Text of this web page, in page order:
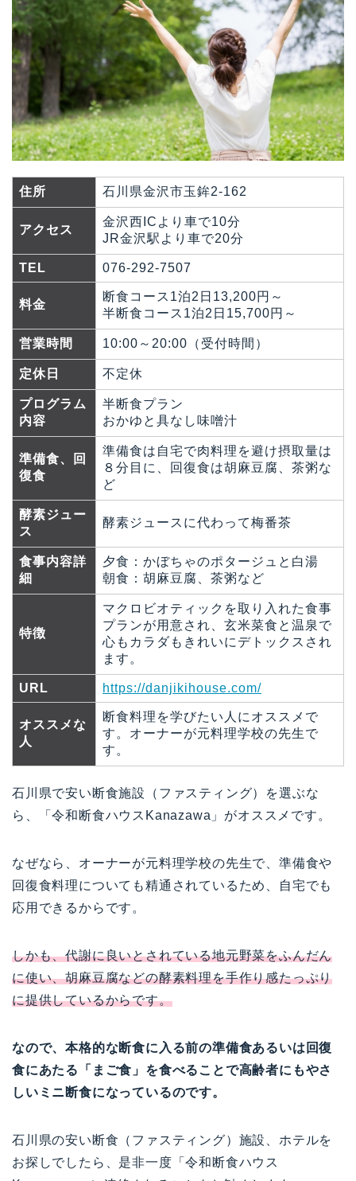
住所 石川県金沢市玉鉾2-162
アクセス
金沢西ICより車で10分
JR金沢駅より車で20分
TEL 076-292-7507
料金
断食コース1泊2日13,200円～
半断食コース1泊2日15,700円～
営業時間 10:00～20:00（受付時間）
定休日 不定休
プログラム
内容
半断食プラン
おかゆと具なし味噌汁
準備食、回
復食
準備食は自宅で肉料理を避け摂取量は
８分目に、回復食は胡麻豆腐、茶粥な
ど
酵素ジュー
ス
酵素ジュースに代わって梅番茶
食事内容詳
細
夕食：かぼちゃのポタージュと白湯
朝食：胡麻豆腐、茶粥など
特徴
マクロビオティックを取り入れた食事
プランが用意され、玄米菜食と温泉で
心もカラダもきれいにデトックスされ
ます。
URL https://danjikihouse.com/
オススメな
人
断食料理を学びたい人にオススメで
す。オーナーが元料理学校の先生で
す。
石川県で安い断食施設（ファスティング）を選ぶな
ら、「令和断食ハウスKanazawa」がオススメです。
なぜなら、オーナーが元料理学校の先生で、準備食や
回復食料理についても精通されているため、自宅でも
応用できるからです。
しかも、代謝に良いとされている地元野菜をふんだん
に使い、胡麻豆腐などの酵素料理を手作り感たっぷり
に提供しているからです。
なので、本格的な断食に入る前の準備食あるいは回復
食にあたる「まご食」を食べることで高齢者にもやさ
しいミニ断食になっているのです。
石川県の安い断食（ファスティング）施設、ホテルを
お探しでしたら、是非一度「令和断食ハウス